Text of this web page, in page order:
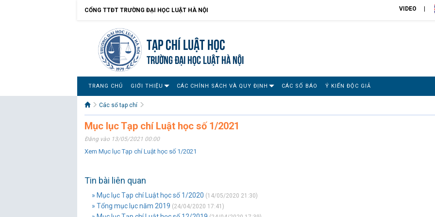
CỔNG TTĐT TRƯỜNG ĐẠI HỌC LUẬT HÀ NỘI VIDEO
Tạp chí Luật học
TRƯỜNG ĐẠI HỌC LUẬT HÀ NỘI
TRANG CHỦ GIỚI THIỆU CÁC CHÍNH SÁCH VÀ QUY ĐỊNH CÁC SỐ BÁO Ý KIẾN ĐỘC GIẢ
Các số tạp chí
Mục lục Tạp chí Luật học số 1/2021
Đăng vào 13/05/2021 00:00
Xem Mục lục Tạp chí Luật học số 1/2021
Tin bài liên quan
» Mục lục Tạp chí Luật học số 1/2020 (14/05/2020 21:30)
» Tổng mục lục năm 2019 (24/04/2020 17:41)